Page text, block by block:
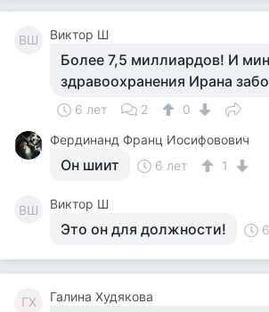
ВШ Виктор Ш
Более 7,5 миллиардов! И
здравоохранения Ирана
6 лет 2
0
Фердинанд Франц Иосифовович
Он шиит 6 лет 1
ВШ Виктор Ш
Это он для должности!
ГХ Галина Худякова